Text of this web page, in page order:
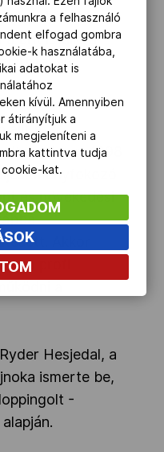
később a
a brit istálló a
tavaly
állt a
el, hogy 1998
és növekedési
Akkor
a profi
Hesjedal, a
ismerte be,
-
a felhasználó
elfogad gombra
k használatába,
adatokat is
kívül. Amennyiben
átirányítjuk a
megjeleníteni a
kattintva tudja
kat.